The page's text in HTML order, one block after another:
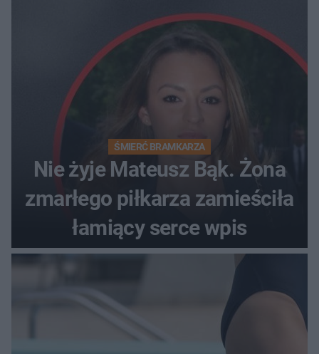
ŚMIERĆ BRAMKARZA
Nie żyje Mateusz Bąk. Żona
zmarłego piłkarza zamieściła
łamiący serce wpis